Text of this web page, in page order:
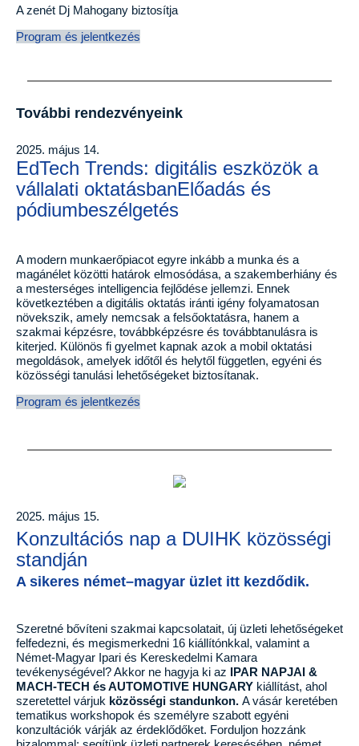
A zenét Dj Mahogany biztosítja
Program és jelentkezés
További rendezvényeink
2025. május 14.
EdTech Trends: digitális eszközök a
vállalati oktatásbanElőadás és
pódiumbeszélgetés
A modern munkaerőpiacot egyre inkább a munka és a
magánélet közötti határok elmosódása, a szakemberhiány és
a mesterséges intelligencia fejlődése jellemzi. Ennek
következtében a digitális oktatás iránti igény folyamatosan
növekszik, amely nemcsak a felsőoktatásra, hanem a
szakmai képzésre, továbbképzésre és továbbtanulásra is
kiterjed. Különös fi gyelmet kapnak azok a mobil oktatási
megoldások, amelyek időtől és helytől független, egyéni és
közösségi tanulási lehetőségeket biztosítanak.
Program és jelentkezés
2025. május 15.
Konzultációs nap a DUIHK közösségi
standján
A sikeres német–magyar üzlet itt kezdődik.
Szeretné bővíteni szakmai kapcsolatait, új üzleti lehetőségeket
felfedezni, és megismerkedni 16 kiállítónkkal, valamint a
Német-Magyar Ipari és Kereskedelmi Kamara
tevékenységével? Akkor ne hagyja ki az IPAR NAPJAI &
MACH-TECH és AUTOMOTIVE HUNGARY kiállítást, ahol
szeretettel várjuk közösségi standunkon. A vásár keretében
tematikus workshopok és személyre szabott egyéni
konzultációk várják az érdeklődőket. Forduljon hozzánk